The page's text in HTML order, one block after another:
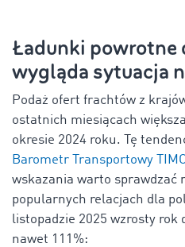
Ładunki powrotne
wygląda sytuacja
Podaż ofert frachtów z
ostatnich miesiącach
okresie 2024 roku. Tę
Barometr Transportowy
wskazania warto sprawdzać
popularnych relacjach dla
listopadzie 2025 wzrosty rok
nawet 111%: